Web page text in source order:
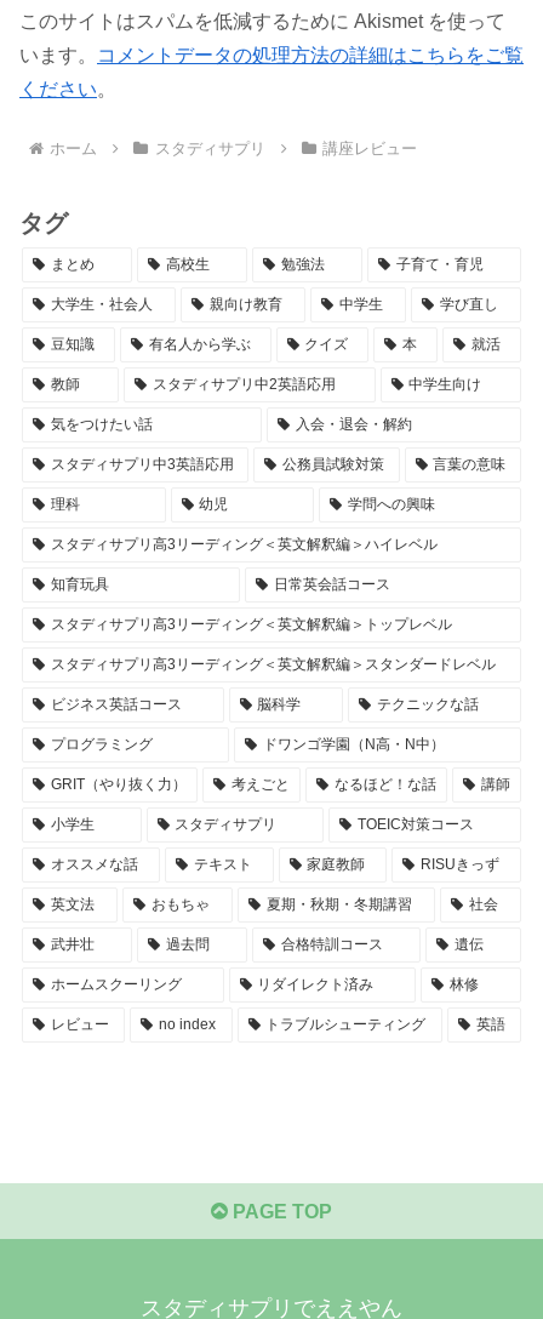
このサイトはスパムを低減するために Akismet を使って
います。
コメントデータの処理方法の詳細はこちらをご覧
ください。
ホーム スタディサプリ 講座レビュー
タグ
まとめ 高校生 勉強法 子育て・育児
大学生・社会人 親向け教育 中学生 学び直し
豆知識 有名人から学ぶ クイズ 本 就活
教師 スタディサプリ中2英語応用 中学生向け
気をつけたい話 入会・退会・解約
スタディサプリ中3英語応用 公務員試験対策 言葉の意味
理科 幼児 学問への興味
スタディサプリ高3リーディング＜英文解釈編＞ハイレベル
知育玩具 日常英会話コース
スタディサプリ高3リーディング＜英文解釈編＞トップレベル
スタディサプリ高3リーディング＜英文解釈編＞スタンダードレベル
ビジネス英話コース 脳科学 テクニックな話
プログラミング ドワンゴ学園（N高・N中）
GRIT（やり抜く力） 考えごと なるほど！な話 講師
小学生 スタディサプリ TOEIC対策コース
オススメな話 テキスト 家庭教師 RISUきっず
英文法 おもちゃ 夏期・秋期・冬期講習 社会
武井壮 過去問 合格特訓コース 遺伝
ホームスクーリング リダイレクト済み 林修
レビュー no index トラブルシューティング 英語
PAGE TOP
スタディサプリでええやん